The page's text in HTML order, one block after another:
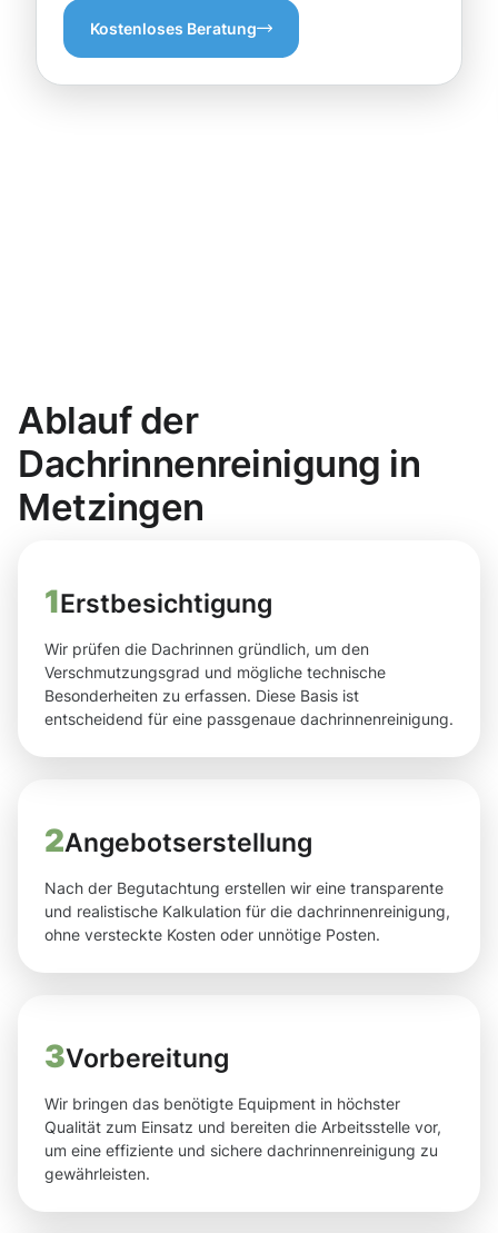
Kostenloses Beratung
Ablauf der
Dachrinnenreinigung in
Metzingen
1Erstbesichtigung
Wir prüfen die Dachrinnen gründlich, um den
Verschmutzungsgrad und mögliche technische
Besonderheiten zu erfassen. Diese Basis ist
entscheidend für eine passgenaue dachrinnenreinigung.
2Angebotserstellung
Nach der Begutachtung erstellen wir eine transparente
und realistische Kalkulation für die dachrinnenreinigung,
ohne versteckte Kosten oder unnötige Posten.
3Vorbereitung
Wir bringen das benötigte Equipment in höchster
Qualität zum Einsatz und bereiten die Arbeitsstelle vor,
um eine effiziente und sichere dachrinnenreinigung zu
gewährleisten.